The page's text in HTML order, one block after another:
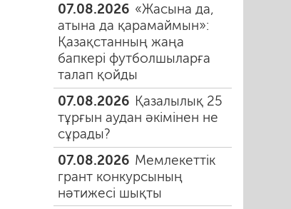
07.08.2026 «Жасына да,
атына да қарамаймын»:
Қазақстанның жаңа
бапкері футболшыларға
талап қойды
07.08.2026 Қазалылық 25
тұрғын аудан әкімінен не
сұрады?
07.08.2026 Мемлекеттік
грант конкурсының
нәтижесі шықты